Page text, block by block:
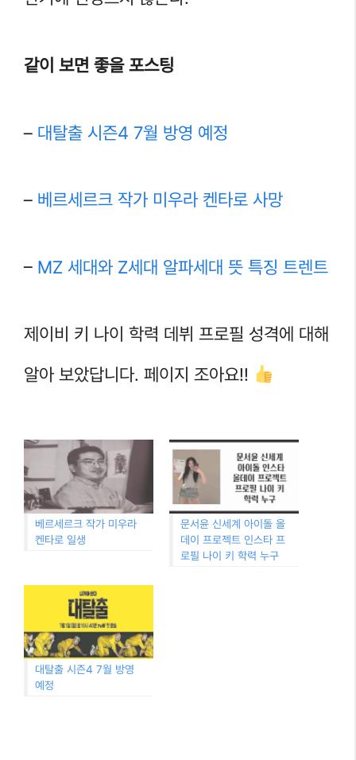
같이 보면 좋을 포스팅
– 대탈출 시즌4 7월 방영 예정
– 베르세르크 작가 미우라 켄타로 사망
– MZ 세대와 Z세대 알파세대 뜻 특징 트렌트
제이비 키 나이 학력 데뷔 프로필 성격에 대해
알아 보았답니다. 페이지 조아요!!
베르세르크 작가 미우라
켄타로 일생
문서윤 신세계 아이돌 올
데이 프로젝트 인스타 프
로필 나이 키 학력 누구
대탈출 시즌4 7월 방영
예정